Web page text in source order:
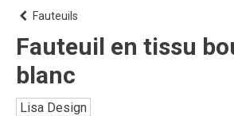
Fauteuils
Fauteuil en tissu
blanc
Lisa Design